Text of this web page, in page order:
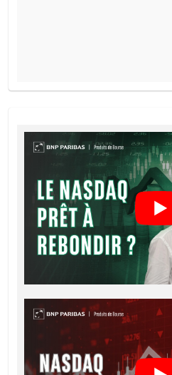
Le simulateur a été
PROSPECTUS DE BASE
Français (France)
FINAL TERMS
Français (France)
Français (France)